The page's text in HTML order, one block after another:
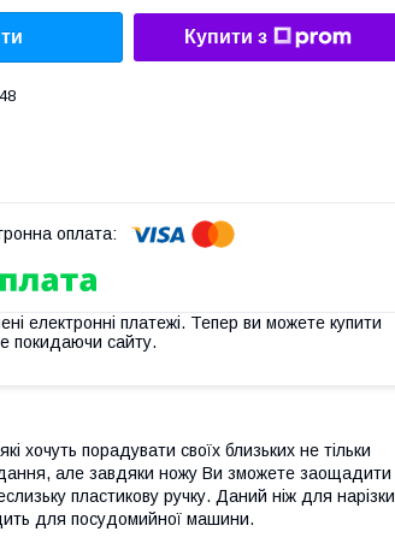
Купити з
електронні платежі. Тепер ви можете купити
покидаючи сайту.
хочуть порадувати своїх близьких не тільки
але завдяки ножу Ви зможете заощадити
пластикову ручку. Даний ніж для нарізки
для посудомийної машини.